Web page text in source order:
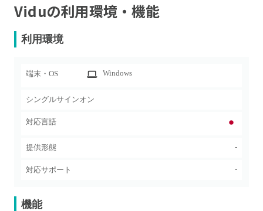
Viduの利用環境・機能
利用環境
端末・OS Windows
シングルサインオン
対応言語
提供形態 -
対応サポート -
機能